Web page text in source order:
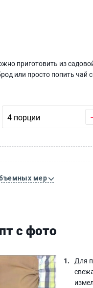
приготовить из
или просто попить чай
мер
с фото
Для